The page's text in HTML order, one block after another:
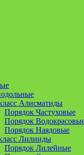
Алисматиды
Порядок Частуховые
Порядок
Порядок Наядовые
Лилииды
Порядок Лилейные